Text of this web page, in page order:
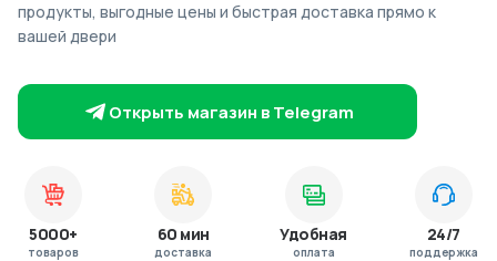
продукты, выгодные цены и быстрая доставка прямо к
вашей двери
Открыть магазин в Telegram
5000+
товаров
60 мин
доставка
Удобная
оплата
24/7
поддержка